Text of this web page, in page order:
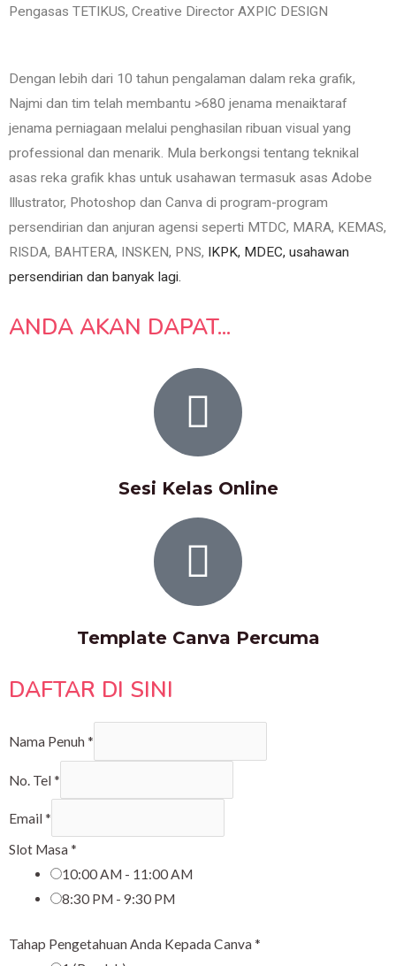
Pengasas TETIKUS, Creative Director AXPIC DESIGN
Dengan lebih dari 10 tahun pengalaman dalam reka grafik,
Najmi dan tim telah membantu >680 jenama menaiktaraf
jenama perniagaan melalui penghasilan ribuan visual yang
professional dan menarik. Mula berkongsi tentang teknikal
asas reka grafik khas untuk usahawan termasuk asas Adobe
Illustrator, Photoshop dan Canva di program-program
persendirian dan anjuran agensi seperti MTDC, MARA, KEMAS,
RISDA, BAHTERA, INSKEN, PNS, IKPK, MDEC, usahawan
persendirian dan banyak lagi.
ANDA AKAN DAPAT...
Sesi Kelas Online
Template Canva Percuma
DAFTAR DI SINI
Nama Penuh *
No. Tel *
Email *
Slot Masa *
10:00 AM - 11:00 AM
8:30 PM - 9:30 PM
Tahap Pengetahuan Anda Kepada Canva *